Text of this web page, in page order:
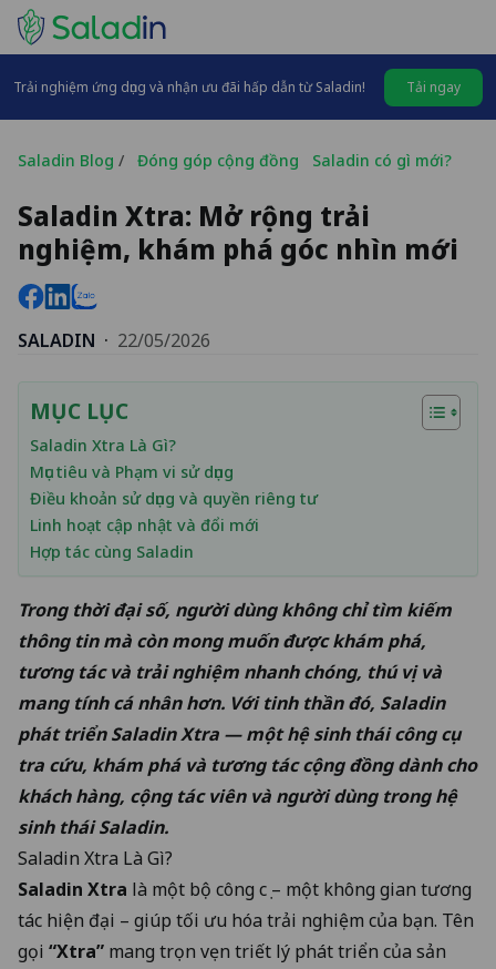
Trải nghiệm ứng dụng và nhận ưu đãi hấp dẫn từ Saladin! Tải ngay
Saladin Blog / Đóng góp cộng đồng Saladin có gì mới?
Saladin Xtra: Mở rộng trải
nghiệm, khám phá góc nhìn mới
SALADIN · 22/05/2026
MỤC LỤC
Saladin Xtra Là Gì?
Mục tiêu và Phạm vi sử dụng
Điều khoản sử dụng và quyền riêng tư
Linh hoạt cập nhật và đổi mới
Hợp tác cùng Saladin
Trong thời đại số, người dùng không chỉ tìm kiếm
thông tin mà còn mong muốn được khám phá,
tương tác và trải nghiệm nhanh chóng, thú vị và
mang tính cá nhân hơn. Với tinh thần đó, Saladin
phát triểnSaladin Xtra — một hệ sinh thái công cụ
tra cứu, khám phá và tương tác cộng đồng dành cho
khách hàng, cộng tác viên và người dùng trong hệ
sinh thái Saladin.
Saladin Xtra Là Gì?
Saladin Xtra là một bộ công cụ – một không gian tương
tác hiện đại – giúp tối ưu hóa trải nghiệm của bạn. Tên
gọi “Xtra” mang trọn vẹn triết lý phát triển của sản